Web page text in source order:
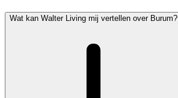
Wat kan Walter Living mij vertellen over Burum?